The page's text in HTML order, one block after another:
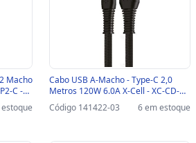
Macho
C -
Cabo USB A-Macho - Type-C 2,0
Metros 120W 6.0A X-Cell - XC-CD-
144-SINOP-03 - XC-CD-144
Código 141422-03 6 em estoque